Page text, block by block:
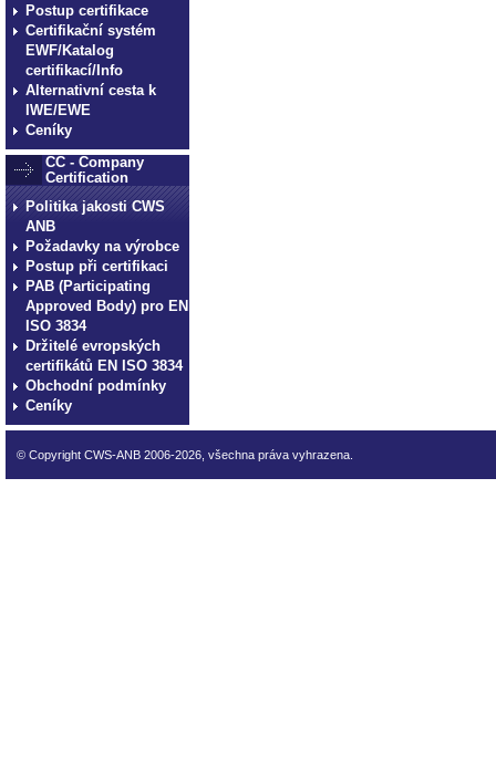
Postup certifikace
Certifikační systém
EWF/Katalog
certifikací/Info
Alternativní cesta k
IWE/EWE
Ceníky
CC - Company
Certification
Politika jakosti CWS
ANB
Požadavky na výrobce
Postup při certifikaci
PAB (Participating
Approved Body) pro EN
ISO 3834
Držitelé evropských
certifikátů EN ISO 3834
Obchodní podmínky
Ceníky
© Copyright CWS-ANB 2006-2026, všechna práva vyhrazena.